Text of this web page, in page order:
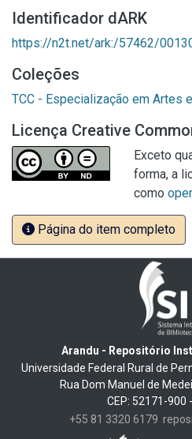
Identificador dARK
https://n2t.net/ark:/57462/
Coleções
TCC - Especialização em Artes
Licença Creative
Exceto
forma, a
como
Página do item completo
Arandu - Repositório
Universidade Federal Rural de
Rua Dom Manuel de
CEP: 52171-900
+55 81 3320 6179